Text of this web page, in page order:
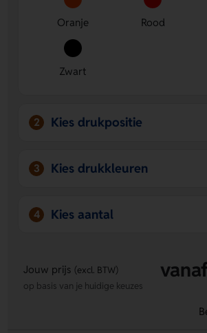
Oranje Rood
Zwart
2 Kies drukpositie
3 Kies drukkleuren
4 Kies aantal
Jouw prijs (excl. BTW)
op basis van je huidige keuzes